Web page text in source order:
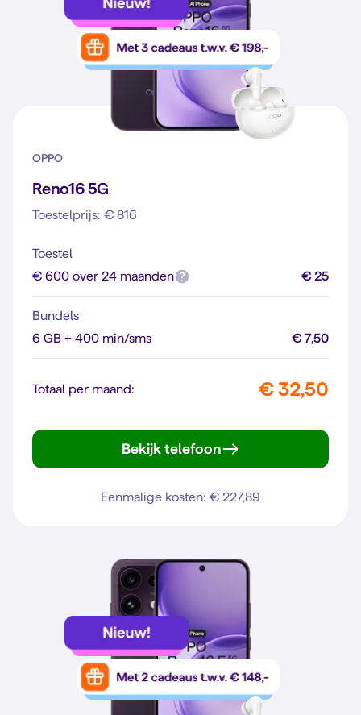
OPPO
Reno16 5G
Toestelprijs: € 816
Toestel
€ 600 over 24 maanden
€ 25
Bundels
6 GB + 400 min/sms
€ 7,50
Totaal per maand: € 32,50
Bekijk telefoon
Eenmalige kosten: € 227,89